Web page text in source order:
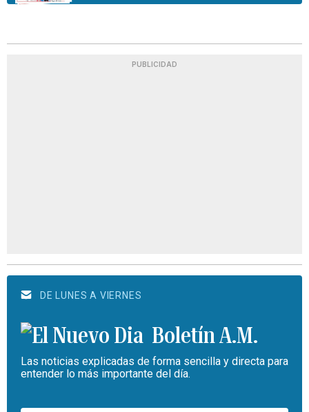
PUBLICIDAD
DE LUNES A VIERNES
Boletín A.M.
Las noticias explicadas de forma sencilla y directa para
entender lo más importante del día.